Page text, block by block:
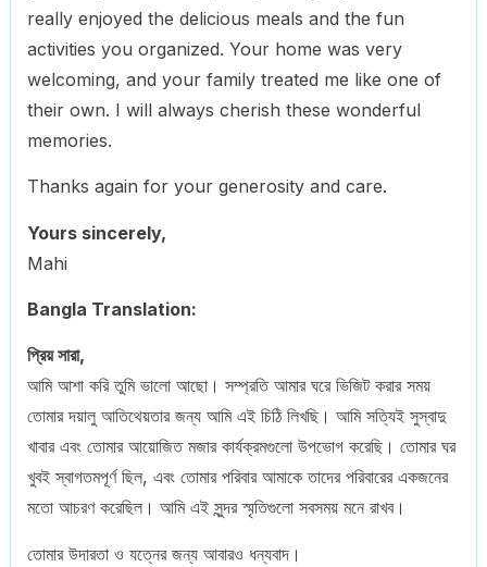
really enjoyed the delicious meals and the fun
activities you organized. Your home was very
welcoming, and your family treated me like one of
their own. I will always cherish these wonderful
memories.
Thanks again for your generosity and care.
Yours sincerely,
Mahi
Bangla Translation:
প্রিয় সারা,
আমি আশা করি তুমি ভালো আছো। সম্প্রতি আমার ঘরে ভিজিট করার সময়
তোমার দয়ালু আতিথেয়তার জন্য আমি এই চিঠি লিখছি। আমি সত্যিই সুস্বাদু
খাবার এবং তোমার আয়োজিত মজার কার্যক্রমগুলো উপভোগ করেছি। তোমার ঘর
খুবই স্বাগতমপূর্ণ ছিল, এবং তোমার পরিবার আমাকে তাদের পরিবারের একজনের
মতো আচরণ করেছিল। আমি এই সুন্দর স্মৃতিগুলো সবসময় মনে রাখব।
তোমার উদারতা ও যত্নের জন্য আবারও ধন্যবাদ।